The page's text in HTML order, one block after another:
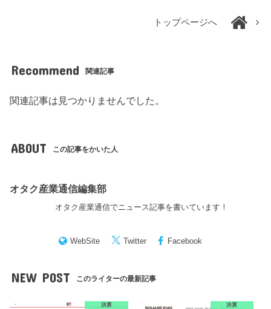
トップページへ
Recommend 関連記事
関連記事は見つかりませんでした。
ABOUT この記事をかいた人
オタク産業通信編集部
オタク産業通信でニュース記事を書いています！
WebSite Twitter Facebook
NEW POST このライターの最新記事
決算 決算